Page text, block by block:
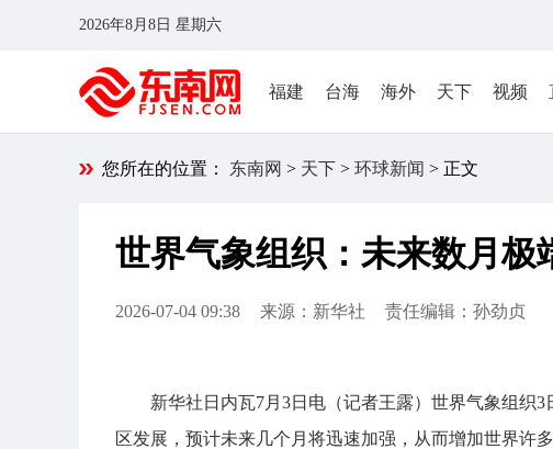
2026年8月8日 星期六
福建 台海 海外 天下 视频
您所在的位置： 东南网 > 天下 > 环球新闻 > 正文
世界气象组织：未来数月极
2026-07-04 09:38 来源：新华社 责任编辑：孙劲贞
新华社日内瓦7月3日电（记者王露）世界气象组织
区发展，预计未来几个月将迅速加强，从而增加世界许